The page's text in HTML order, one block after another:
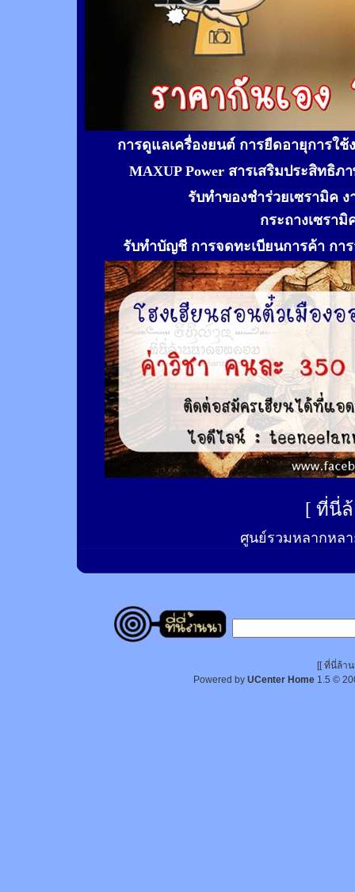
การดูแลเครื่องยนต์ การยืดอายุการใ
MAXUP Power สารเสริมประสิทธิ
รับทำของชำร่วยเซรามิค
กระถางเซรา
รับทำบัญชี การจดทะเบียนการค้า กา
[ ที่นี่
ศูนย์รวมหลากหลา
[[ ที่นี่ล้า
Powered by UCenter Home 1.5 ©